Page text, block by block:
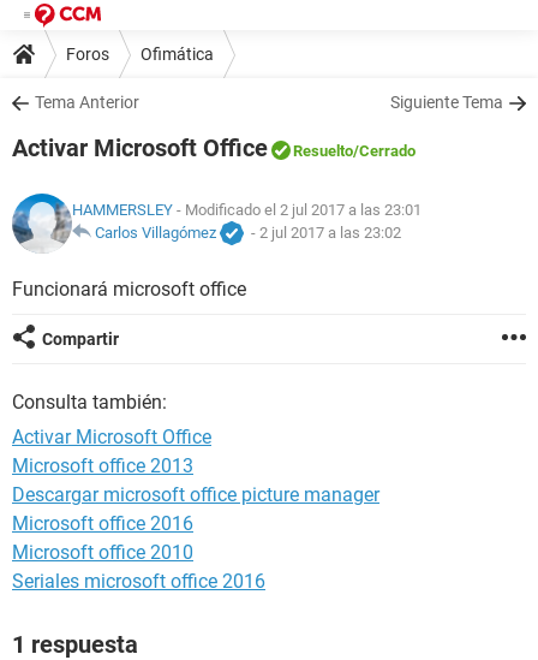
Foros Ofimática
Tema Anterior Siguiente Tema
Activar Microsoft Office Resuelto/Cerrado
HAMMERSLEY - Modificado el 2 jul 2017 a las 23:01
Carlos Villagómez
- 2 jul 2017 a las 23:02
Funcionará microsoft office
Compartir
Consulta también:
Activar Microsoft Office
Microsoft office 2013
Descargar microsoft office picture manager
Microsoft office 2016
Microsoft office 2010
Seriales microsoft office 2016
1 respuesta